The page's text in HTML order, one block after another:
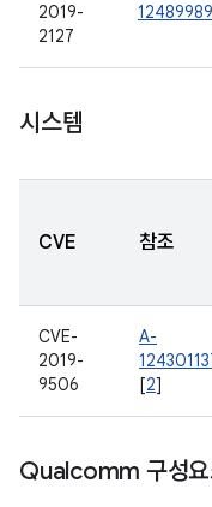
2019-
2127
시스템
CVE 참조
CVE-
2019-
9506
A-
[2]
Qualcomm 구성